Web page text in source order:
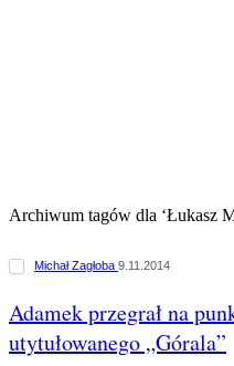
Archiwum tagów dla ‘Łukasz
Michał Zagłoba 9.11.2014
Adamek przegrał na
utytułowanego „Górala”